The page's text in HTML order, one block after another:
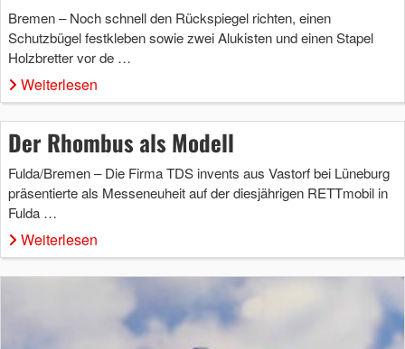
Bremen – Noch schnell den Rückspiegel richten, einen
Schutzbügel festkleben sowie zwei Alukisten und einen Stapel
Holzbretter vor de …
Weiterlesen
Der Rhombus als Modell
Fulda/Bremen – Die Firma TDS invents aus Vastorf bei Lüneburg
präsentierte als Messeneuheit auf der diesjährigen RETTmobil in
Fulda …
Weiterlesen